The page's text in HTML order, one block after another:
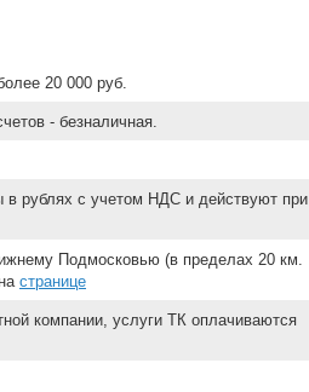
20 000 руб.
- безналичная.
рублях с учетом НДС и действуют при
Подмосковью (в пределах 20 км.
странице
компании, услуги ТК оплачиваются